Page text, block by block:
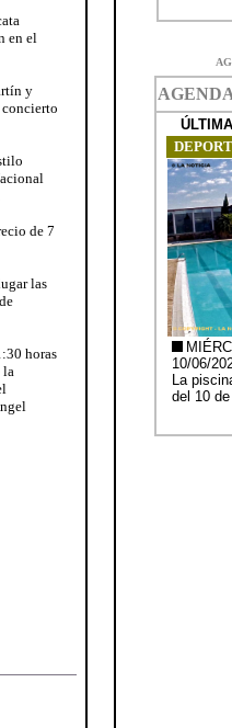
en el
y
de 7
las
horas
la